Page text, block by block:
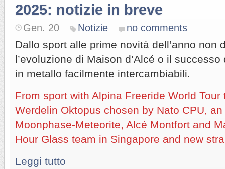
2025: notizie in breve
Gen. 20 Notizie no comments
Dallo sport alle prime novità dell’anno non
l’evoluzione di Maison d’Alcé o il
in metallo facilmente intercambiabili.
From sport with Alpina Freeride World
Werdelin Oktopus chosen by Nato CPU,
Moonphase-Meteorite, Alcé Montfort and
Hour Glass team in Singapore and new
Leggi tutto